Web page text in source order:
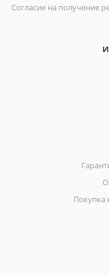
Согласие на получение
Покупка